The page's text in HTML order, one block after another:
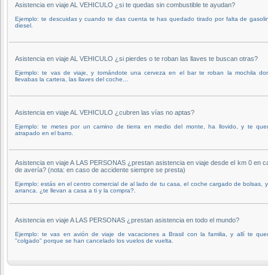
Asistencia en viaje AL VEHICULO ¿si te quedas sin combustible te ayudan?
Ejemplo: te descuidas y cuando te das cuenta te has quedado tirado por falta de
diesel.
Asistencia en viaje AL VEHICULO ¿si pierdes o te roban las llaves te buscan otras?
Ejemplo: te vas de viaje, y tomándote una cerveza en el bar te roban la mochila
llevabas la cartera, las llaves del coche...
Asistencia en viaje AL VEHICULO ¿cubren las vías no aptas?
Ejemplo: te metes por un camino de tierra en medio del monte, ha llovido, y te
atrapado en el barro.
Asistencia en viaje A LAS PERSONAS ¿prestan asistencia en viaje desde el km 0 en
de avería? (nota: en caso de accidente siempre se presta)
Ejemplo: estás en el centro comercial de al lado de tu casa, el coche cargado de bolsas,
arranca. ¿te llevan a casa a ti y la compra?.
Asistencia en viaje A LAS PERSONAS ¿prestan asistencia en todo el mundo?
Ejemplo: te vas en avión de viaje de vacaciones a Brasil con la familia, y allí te
''colgado'' porque se han cancelado los vuelos de vuelta.